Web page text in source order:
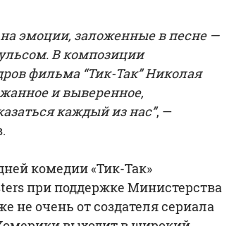
эмоции, заложенные в песне —
В композиции
фильма “Тик-Так” Николая
и выверенное,
каждый из нас”, —
комедии «Тик-Так»
при поддержке Министерства
очень от создателя сериала